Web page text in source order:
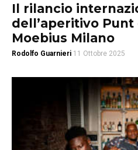
Il rilancio
dell’aperitivo Punt
Moebius Milano
Rodolfo Guarnieri 11 Ottobre 2025